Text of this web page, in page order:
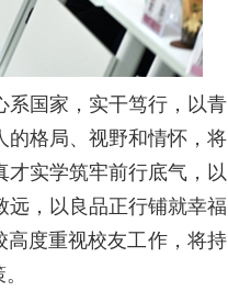
系国家，实干笃行，以青
的格局、视野和情怀，将
实学筑牢前行底气，以
远，以良品正行铺就幸福
高度重视校友工作，将持